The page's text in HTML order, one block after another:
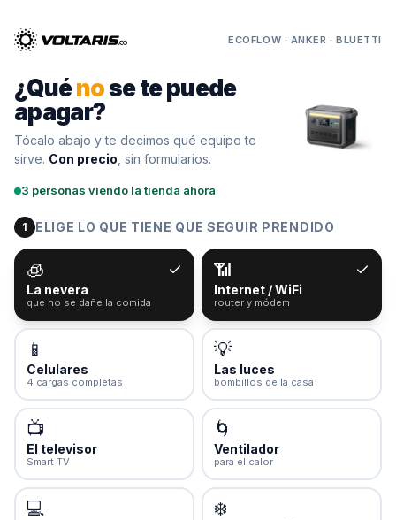
ECOFLOW · ANKER · BLUETTI
¿Quénose te puede
apagar?
Tócalo abajo y te decimos qué equipo te
sirve. Con precio , sin formularios.
3 personas viendo la tienda ahora
1 ELIGE LO QUE TIENE QUE SEGUIR PRENDIDO
🧊
La nevera
que no se dañe la comida
📶
Internet / WiFi
router y módem
📱
Celulares
4 cargas completas
💡
Las luces
bombillos de la casa
📺
El televisor
Smart TV
🌀
Ventilador
para el calor
💻 ❄️
carrito
Tu
carrito
vacío
con el
botón
al
págalos
todos
productos